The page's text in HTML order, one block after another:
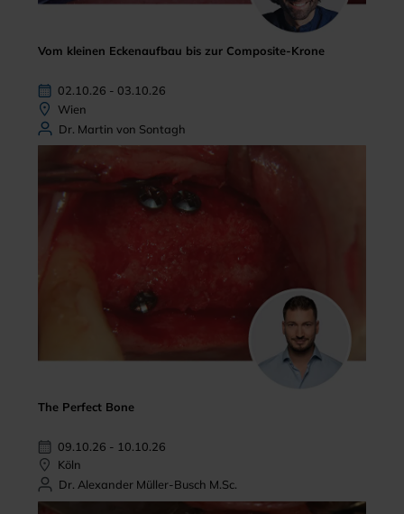
Vom kleinen Eckenaufbau bis zur Composite-Krone
02.10.26 - 03.10.26
Wien
Dr. Martin von Sontagh
The Perfect Bone
09.10.26 - 10.10.26
Köln
Dr. Alexander Müller-Busch M.Sc.